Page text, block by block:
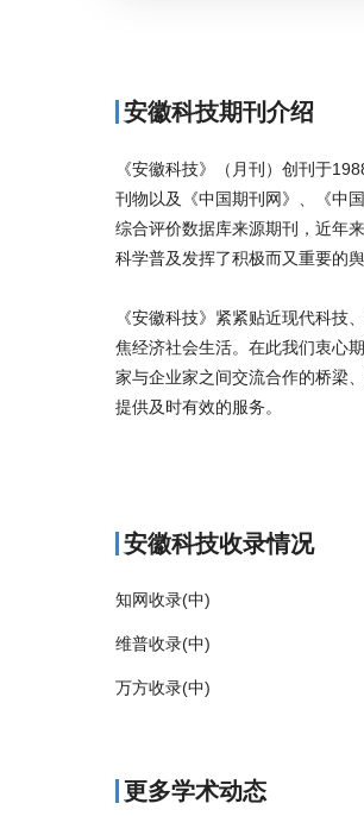
安徽科技期刊介绍
《安徽科技》（月刊）创刊于
刊物以及《中国期刊网》、《中
综合评价数据库来源期刊，近年
科学普及发挥了积极而又重要的
《安徽科技》紧紧贴近现代科技
焦经济社会生活。在此我们衷心
家与企业家之间交流合作的桥梁
提供及时有效的服务。
安徽科技收录情况
知网收录(中)
维普收录(中)
万方收录(中)
更多学术动态